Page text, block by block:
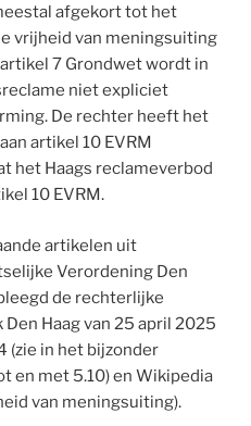
afgekort tot het
vrijheid van meningsuiting
7 Grondwet wordt in
niet expliciet
De rechter heeft het
artikel 10 EVRM
het Haags reclameverbod
10 EVRM.
artikelen uit
Verordening Den
de rechterlijke
Haag van 25 april 2025
(zie in het bijzonder
en met 5.10) en Wikipedia
van meningsuiting).